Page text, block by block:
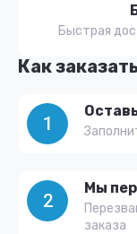
Быстрая
Как
1
2
Мы
заказа